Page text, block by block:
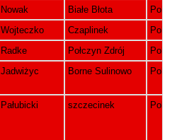
Nowak Białe Błota
Wojteczko Czaplinek
Radke Połczyn Zdrój
Jadwiżyc Borne Sulinowo
Pałubicki szczecinek